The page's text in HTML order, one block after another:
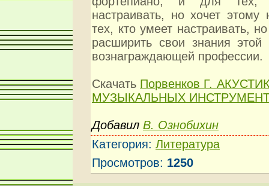
настраивать, но хочет этому
тех, кто умеет настраивать,
расширить свои знания этой
вознаграждающей профессии.
Скачать Порвенков Г.
МУЗЫКАЛЬНЫХ
Добавил В. Ознобихин
Категория: Литература
Просмотров: 1250